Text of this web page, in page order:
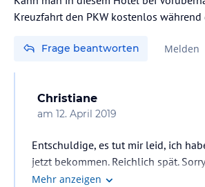
Kreuzfahrt den PKW kostenlos während
Frage beantworten Melden
Christiane
am 12. April 2019
Entschuldige, es tut mir leid, ich
jetzt bekommen. Reichlich spät.
brauchst du die Antwort nicht mehr.
Mehr anzeigen